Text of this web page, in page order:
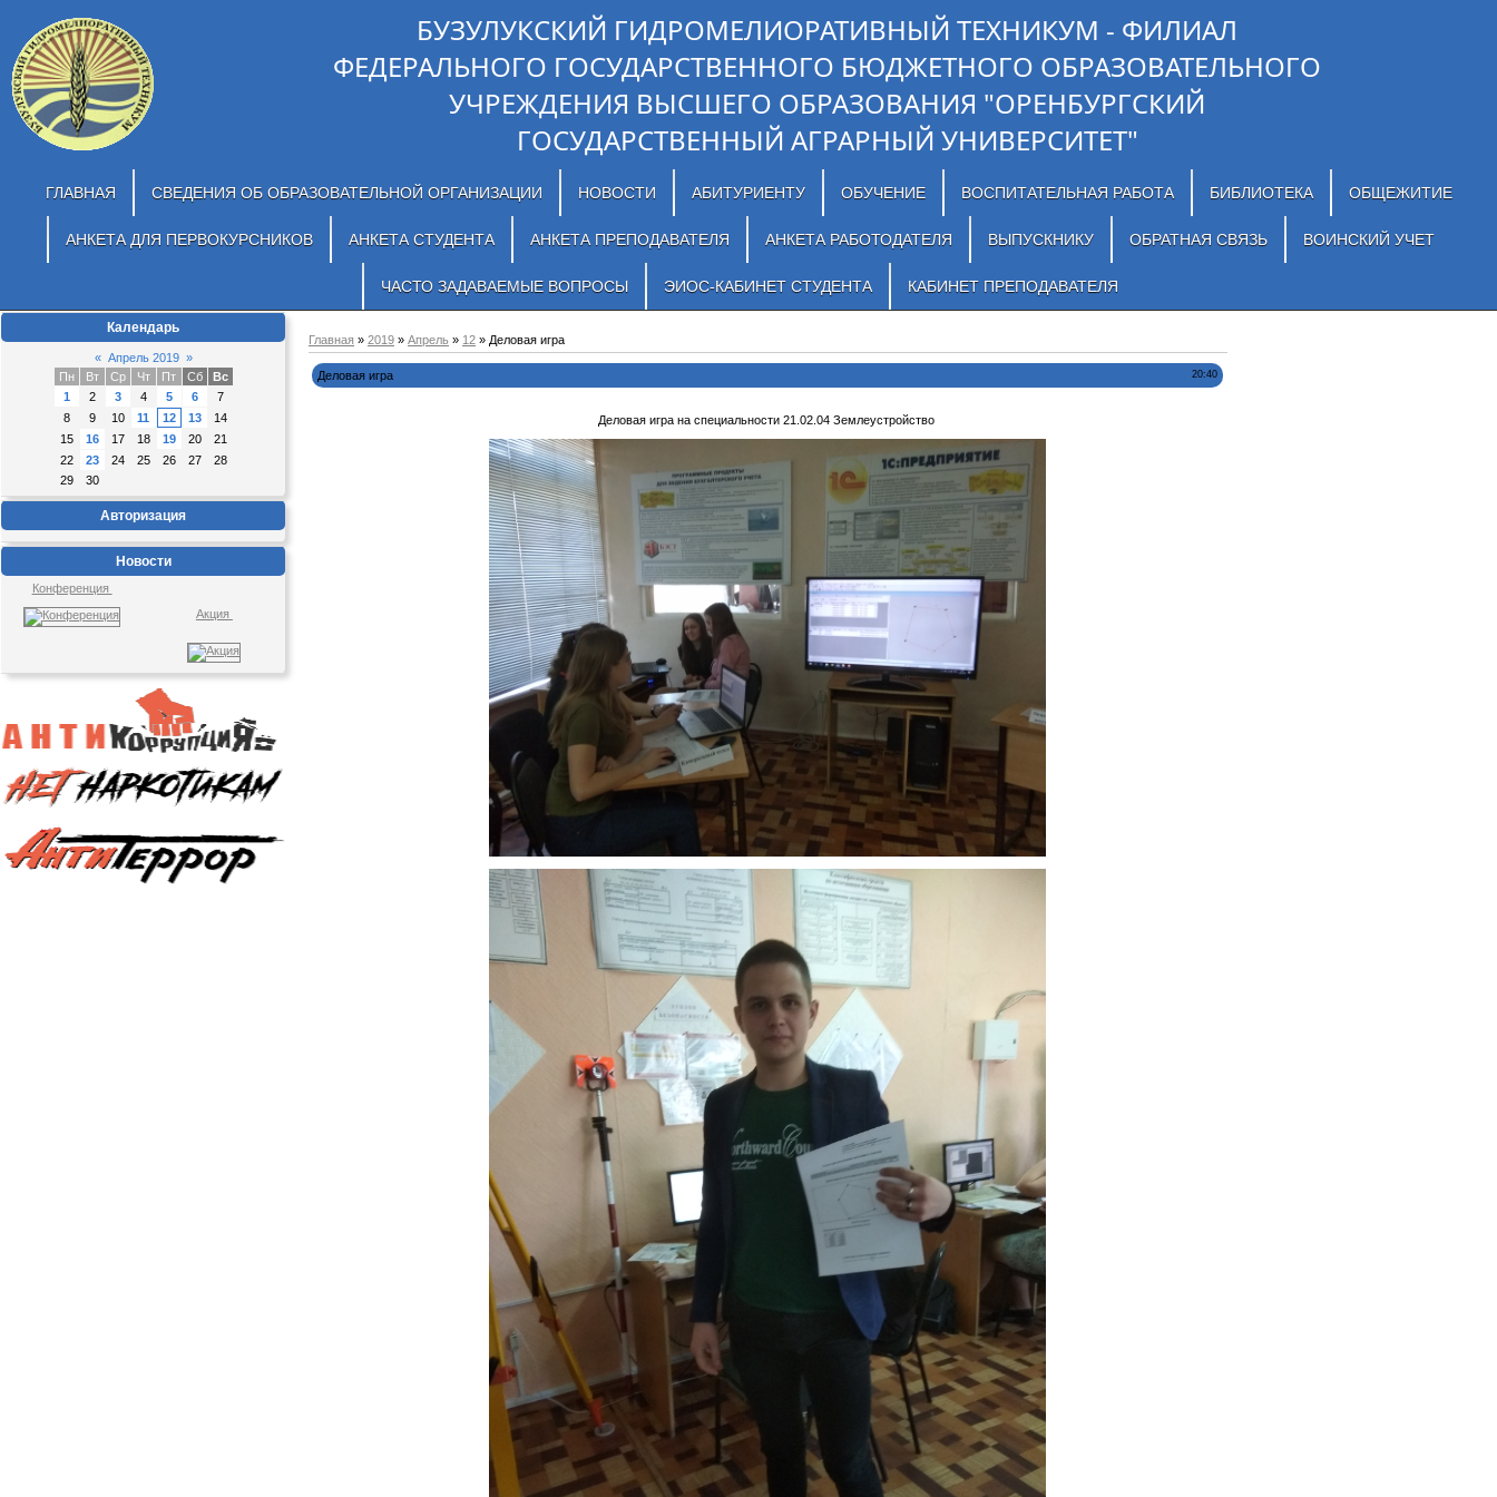
БУЗУЛУКСКИЙ ГИДРОМЕЛИОРАТИВНЫЙ ТЕХНИКУМ - ФИЛИАЛ
ФЕДЕРАЛЬНОГО ГОСУДАРСТВЕННОГО БЮДЖЕТНОГО ОБРАЗОВАТЕЛЬНОГО
УЧРЕЖДЕНИЯ ВЫСШЕГО ОБРАЗОВАНИЯ "ОРЕНБУРГСКИЙ
ГОСУДАРСТВЕННЫЙ АГРАРНЫЙ УНИВЕРСИТЕТ"
ГЛАВНАЯ СВЕДЕНИЯ ОБ ОБРАЗОВАТЕЛЬНОЙ ОРГАНИЗАЦИИ НОВОСТИ АБИТУРИЕНТУ ОБУЧЕНИЕ ВОСПИТАТЕЛЬНАЯ РАБОТА БИБЛИОТЕКА ОБЩЕЖИТИЕ
АНКЕТА ДЛЯ ПЕРВОКУРСНИКОВ АНКЕТА СТУДЕНТА АНКЕТА ПРЕПОДАВАТЕЛЯ АНКЕТА РАБОТОДАТЕЛЯ ВЫПУСКНИКУ ОБРАТНАЯ СВЯЗЬ ВОИНСКИЙ УЧЕТ
ЧАСТО ЗАДАВАЕМЫЕ ВОПРОСЫ ЭИОС-КАБИНЕТ СТУДЕНТА КАБИНЕТ ПРЕПОДАВАТЕЛЯ
Календарь
« Апрель 2019 »
Пн
Вт Ср Чт Пт Сб
Вс
1
2 3 4 5 6
7
8
9 10 11 12 13
14
15
16 17 18 19 20
21
22
23 24 25 26 27
28
29
30
Авторизация
Новости
Конференция
Акция
Главная » 2019 » Апрель » 12 » Деловая игра
20:40
Деловая игра
Деловая игра на специальности 21.02.04 Землеустройство